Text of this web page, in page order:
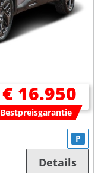
€ 16.950
Bestpreisgarantie
P
Details